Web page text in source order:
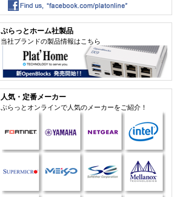
ぷらっとホーム社製品
当社ブランドの製品情報はこちら
人気・定番メーカー
ぷらっとオンラインで人気のメーカーをご紹介！